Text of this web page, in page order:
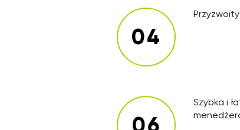
Szybka i